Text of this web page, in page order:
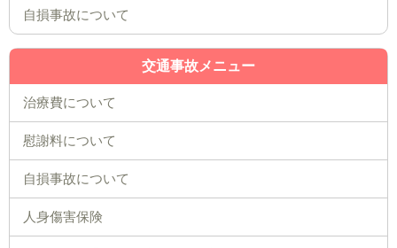
自損事故について
交通事故メニュー
治療費について
慰謝料について
自損事故について
人身傷害保険